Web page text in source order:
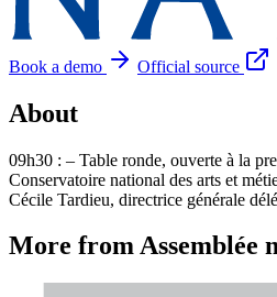
Book a demo
Official source
About
09h30 : – Table ronde, ouverte à la
Conservatoire national des arts et
Cécile Tardieu, directrice générale
More from Assemblée